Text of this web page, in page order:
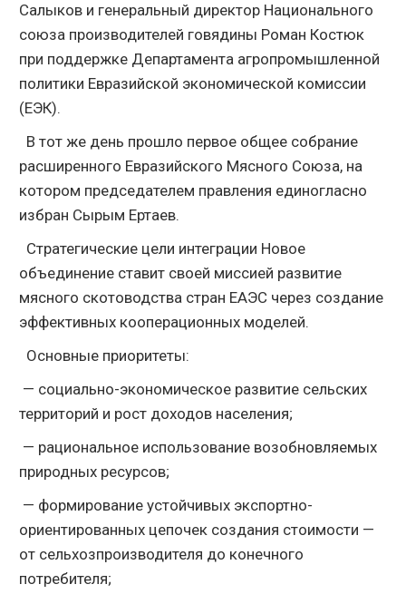
Салыков и генеральный директор Национального
союза производителей говядины Роман Костюк
при поддержке Департамента агропромышленной
политики Евразийской экономической комиссии
(ЕЭК).
В тот же день прошло первое общее собрание
расширенного Евразийского Мясного Союза, на
котором председателем правления единогласно
избран Сырым Ертаев.
Стратегические цели интеграции Новое
объединение ставит своей миссией развитие
мясного скотоводства стран ЕАЭС через создание
эффективных кооперационных моделей.
Основные приоритеты:
— социально-экономическое развитие сельских
территорий и рост доходов населения;
— рациональное использование возобновляемых
природных ресурсов;
— формирование устойчивых экспортно-
ориентированных цепочек создания стоимости —
от сельхозпроизводителя до конечного
потребителя;